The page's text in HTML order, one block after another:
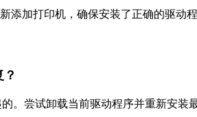
添加打印机，确保安装了正确的驱动程
。尝试卸载当前驱动程序并重新安装